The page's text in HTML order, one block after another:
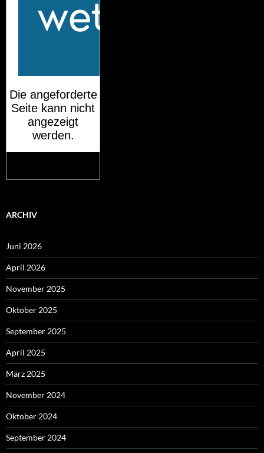
ARCHIV
Juni 2026
April 2026
November 2025
Oktober 2025
September 2025
April 2025
März 2025
November 2024
Oktober 2024
September 2024